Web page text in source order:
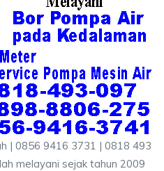
| 0856 9416 3731 | 0818 493
melayani sejak tahun 2009